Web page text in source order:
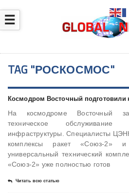
☰
TAG "РОСКОСМОС"
Космодром Восточный подготовили
На космодроме Восточный
техническое обслуживание
инфраструктуры. Специалисты
комплексы ракет «Союз-2»
универсальный технический
«Союз-2» уже полностью готов
Читать всю статью